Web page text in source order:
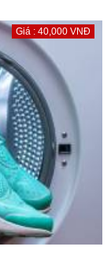
Giá : 40,000 VNĐ